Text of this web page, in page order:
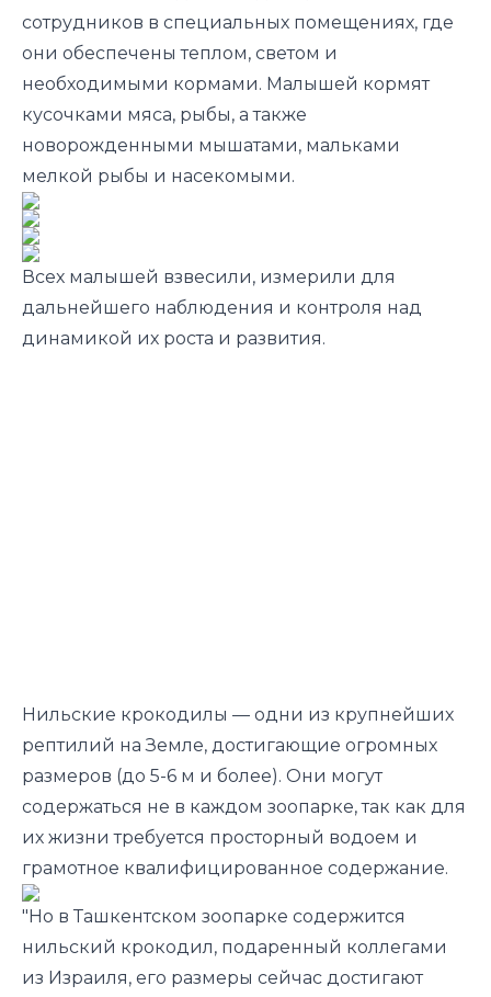
сотрудников в специальных помещениях, где
они обеспечены теплом, светом и
необходимыми кормами. Малышей кормят
кусочками мяса, рыбы, а также
новорожденными мышатами, мальками
мелкой рыбы и насекомыми.
Всех малышей взвесили, измерили для
дальнейшего наблюдения и контроля над
динамикой их роста и развития.
Нильские крокодилы — одни из крупнейших
рептилий на Земле, достигающие огромных
размеров (до 5-6 м и более). Они могут
содержаться не в каждом зоопарке, так как для
их жизни требуется просторный водоем и
грамотное квалифицированное содержание.
"Но в Ташкентском зоопарке содержится
нильский крокодил, подаренный коллегами
из Израиля, его размеры сейчас достигают